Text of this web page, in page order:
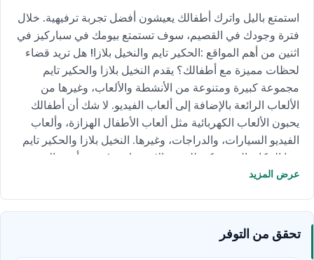
استمتع باليل واترك أطفالك يعيشون أفضل تجربة ترفيهية. خلال
فترة وجودك في القصيم، سوف تستمتع بيومك في سباركيز في
اثنين من أهم المواقع :الحكير تايم والنخيل بلازا! هل تريد قضاء
لحظات مميزة مع أطفالك؟ يقدم النخيل بلازا والحكير تايم
مجموعة كبيرة ومتنوعة من الأنشطة والألعاب، وغيرها من
الألعاب الرائعة بالإضافة إلى ألعاب الفيديو. لا شك أن أطفالك
يحبون الألعاب الكهربائية مثل ألعاب الأطفال الهزازة، وألعاب
الفيديو السيارات، والدراجات، وغيرها. النخيل بلازا والحكير تايم
هما المكان الذى يمكن للجميع الاستمتاع به! حيث أن هناك
أنشطة ممتعة للكبار أيضًا. استمتع بقضاء وقت ممتع مع بطاقة
ريال أو شحنها بدفع 129 ريال فقط واستلام 200 ريال.. تعال
واحجز حتى لا تفوت المرح!
عرض المزيد
تحقق من التوفر